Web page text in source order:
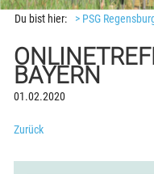
Du bist hier: > PSG
BAYERN
01.02.2020
Zurück